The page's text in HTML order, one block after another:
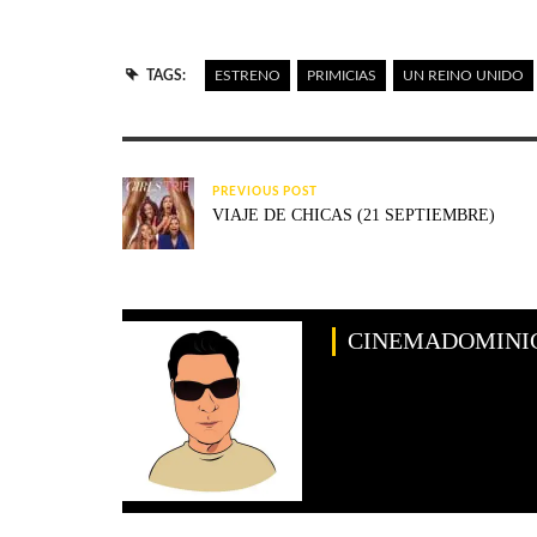
TAGS: ESTRENO PRIMICIAS UN REINO UNIDO
PREVIOUS POST
VIAJE DE CHICAS (21 SEPTIEMBRE)